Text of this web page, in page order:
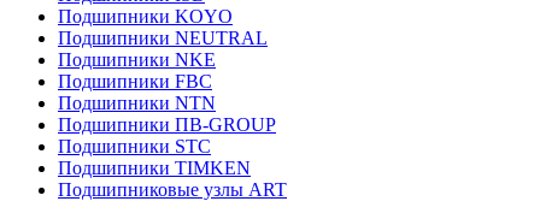
Подшипники KOYO
Подшипники NEUTRAL
Подшипники NKE
Подшипники FBC
Подшипники NTN
Подшипники ПВ-GROUP
Подшипники STC
Подшипники TIMKEN
Подшипниковые узлы ART